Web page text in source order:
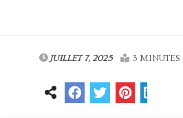
JUILLET 7, 2025 3 MINUTES